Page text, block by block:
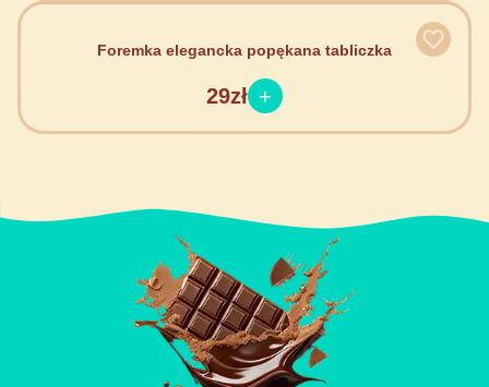
Foremka elegancka popękana tabliczka
29zł